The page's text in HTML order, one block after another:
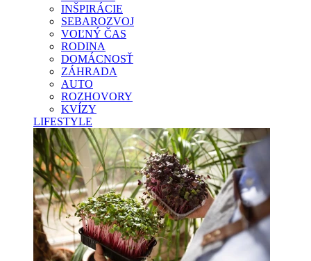
INŠPIRÁCIE
SEBAROZVOJ
VOĽNÝ ČAS
RODINA
DOMÁCNOSŤ
ZÁHRADA
AUTO
ROZHOVORY
KVÍZY
LIFESTYLE